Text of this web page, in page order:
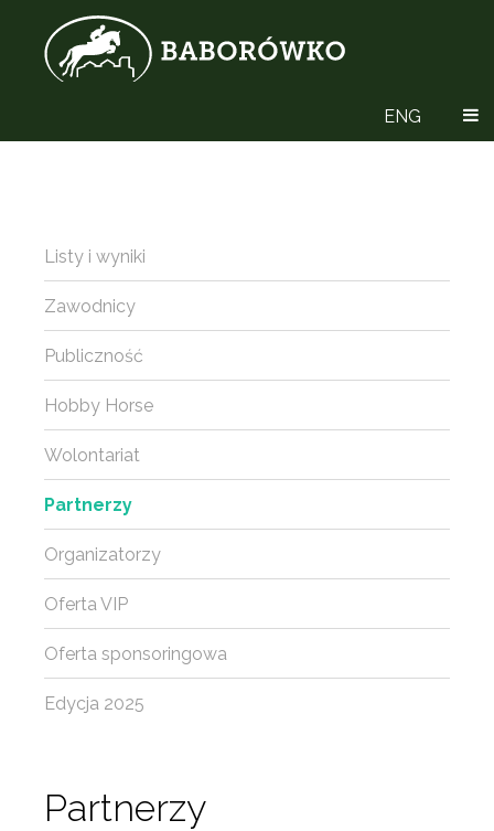
ENG
Partnerzy
Listy i wyniki
Zawodnicy
Publiczność
Hobby Horse
Wolontariat
Partnerzy
Organizatorzy
Oferta VIP
Oferta sponsoringowa
Edycja 2025